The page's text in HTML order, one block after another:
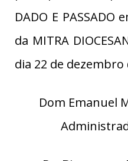
DADO E PASSADO
da MITRA
dia 22 de dezembro
Dom Emanuel